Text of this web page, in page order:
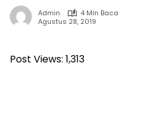
Admin
4 Min Baca
Agustus 28, 2019
Post Views: 1,313